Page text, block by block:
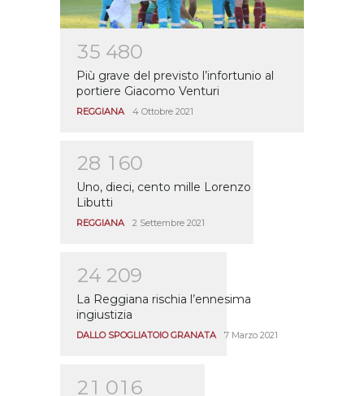
35 480
Più grave del previsto l’infortunio al
portiere Giacomo Venturi
REGGIANA 4 Ottobre 2021
28 1 60
Uno, dieci, cento mille Lorenzo
Libutti
REGGIANA 2 Settembre 2021
24 209
La Reggiana rischia l’ennesima
ingiustizia
DALLO SPOGLIATOIO GRANATA 7 Marzo 2021
21 01 6